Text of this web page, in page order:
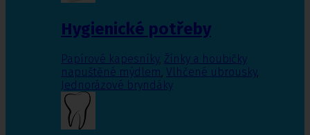
Hygienické potřeby
Papírové kapesníky, Žínky a houbičky
napuštěné mýdlem, Vlhčené ubrousky,
Jednorázové bryndáky